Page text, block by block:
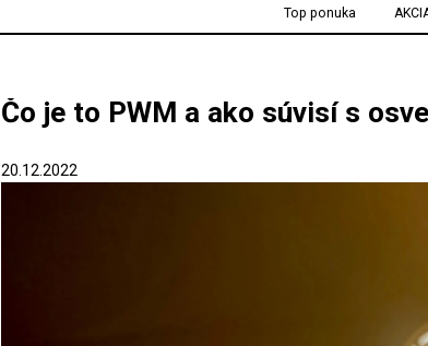
Top ponuka
Čo je to PWM a ako súvisí s
20.12.2022